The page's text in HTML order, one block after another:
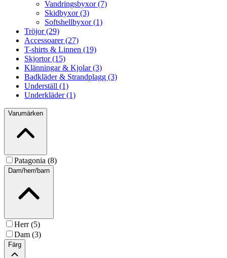
Vandringsbyxor (7)
Skidbyxor (3)
Softshellbyxor (1)
Tröjor (29)
Accessoarer (27)
T-shirts & Linnen (19)
Skjortor (15)
Klänningar & Kjolar (3)
Badkläder & Strandplagg (3)
Underställ (1)
Underkläder (1)
Varumärken
Patagonia (8)
Dam/herr/barn
Herr (5)
Dam (3)
Färg